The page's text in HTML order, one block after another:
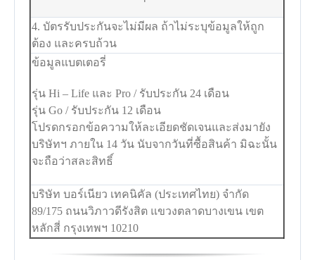
4. บัตรรับประกันจะไม่มีผล ถ้าไม่ระบุข้อมูลให้ถูก
ต้อง และครบถ้วน
ข้อมูลแบตเตอรี่
รุ่น Hi – Life และ Pro / รับประกัน 24 เดือน
รุ่น Go / รับประกัน 12 เดือน
โปรดกรอกข้อความให้ละเอียดชัดเจนและส่งมายัง
บริษัทฯ ภายใน 14 วัน นับจากวันที่ซื้อสินค้า มิฉะนั้น
จะถือว่าสละสิทธิ์
บริษัท บอร์เนียว เทคนิคัล (ประเทศไทย) จำกัด
89/175 ถนนวิภาวดีรังสิต แขวงตลาดบางเขน เขต
หลักสี่ กรุงเทพฯ 10210